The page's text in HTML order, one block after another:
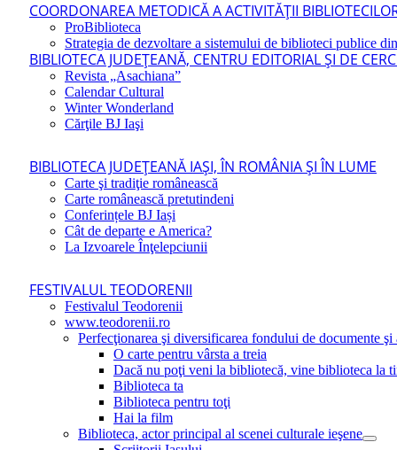
COORDONAREA METODICĂ A ACTIVITĂŢII
ProBiblioteca
Strategia de dezvoltare a sistemului de biblioteci publice
BIBLIOTECA JUDEŢEANĂ, CENTRU EDITORIAL ŞI DE
Revista „Asachiana”
Calendar Cultural
Winter Wonderland
Cărţile BJ Iaşi
BIBLIOTECA JUDEŢEANĂ IAŞI, ÎN ROMÂNIA ŞI ÎN LUME
Carte şi tradiţie românească
Carte românească pretutindeni
Conferințele BJ Iași
Cât de departe e America?
La Izvoarele Înţelepciunii
FESTIVALUL TEODORENII
Festivalul Teodorenii
www.teodorenii.ro
Perfecţionarea şi diversificarea fondului de documente
O carte pentru vârsta a treia
Dacă nu poţi veni la bibliotecă, vine biblioteca la
Biblioteca ta
Biblioteca pentru toţi
Hai la film
Biblioteca, actor principal al scenei culturale ieşene